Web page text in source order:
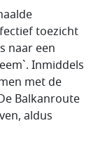
toezicht
naar een
Inmiddels
met de
Balkanroute
aldus